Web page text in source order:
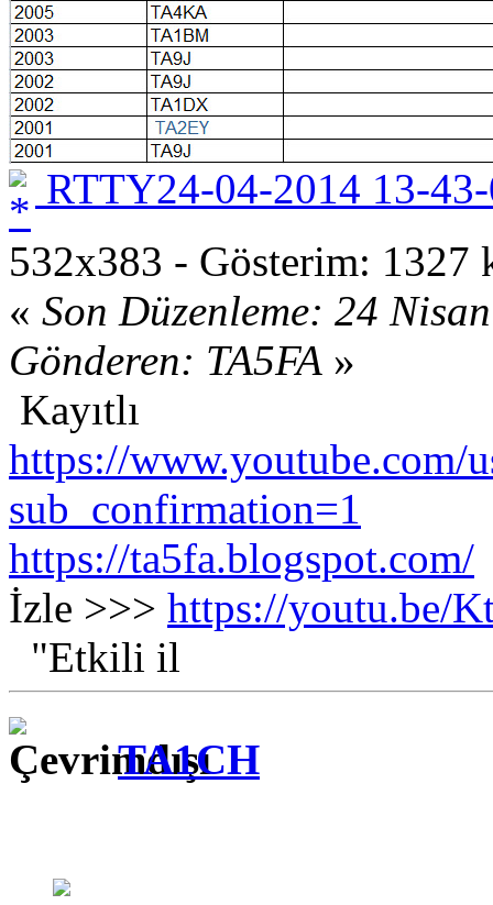
RTTY24-04-2014 13-
532x383 - Gösterim: 1327
« Son Düzenleme: 24
Gönderen: TA5FA »
Kayıtlı
https://www.youtube.com/
sub_confirmation=1
https://ta5fa.blogspot.com/
İzle >>> https://youtu.be/
"Etkili il
TA1CH